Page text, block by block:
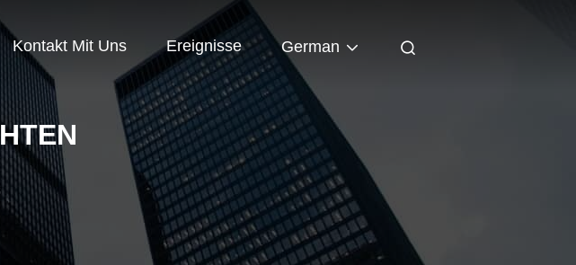
Kontakt Mit Uns Ereignisse German